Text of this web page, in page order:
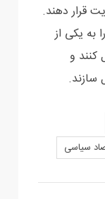
قرار دهند.
به یکی از
کنند و
سیاسی